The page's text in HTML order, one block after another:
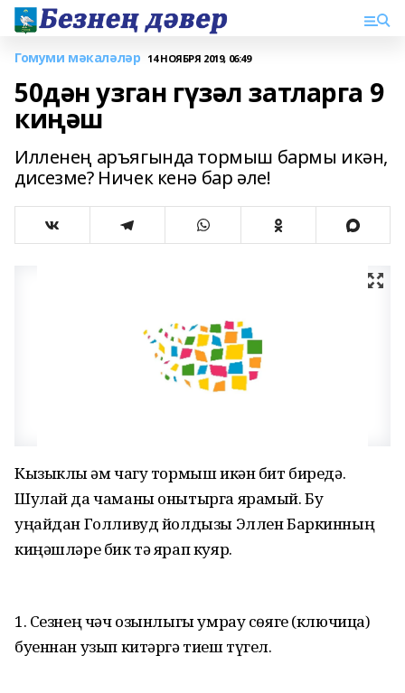
Гомуми мәкаләләр 14 НОЯБРЯ 2019, 06:49
50дән узган гүзәл затларга 9
киңәш
Илленең аръягында тормыш бармы икән,
дисезме? Ничек кенә бар әле!
Кызыклы һәм чагу тормыш икән бит биредә.
Шулай да чаманы онытырга ярамый. Бу
уңайдан Голливуд йолдызы Эллен Баркинның
киңәшләре бик тә ярап куяр.
1. Сезнең чәч озынлыгы умрау сөяге (ключица)
буеннан узып китәргә тиеш түгел.